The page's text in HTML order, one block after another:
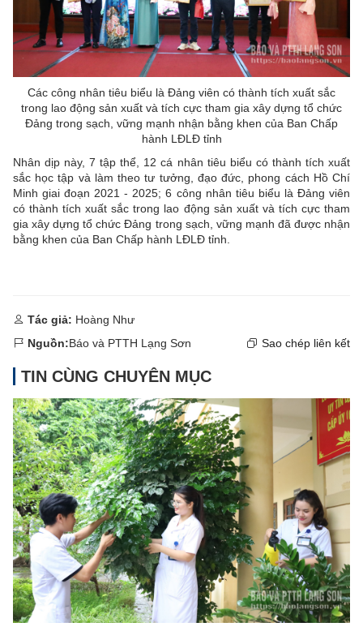
Các công nhân tiêu biểu là Đảng viên có thành tích xuất sắc
trong lao động sản xuất và tích cực tham gia xây dựng tổ chức
Đảng trong sạch, vững mạnh nhận bằng khen của Ban Chấp
hành LĐLĐ tỉnh
Nhân dịp này, 7 tập thể, 12 cá nhân tiêu biểu có thành tích xuất
sắc học tập và làm theo tư tưởng, đạo đức, phong cách Hồ Chí
Minh giai đoạn 2021 - 2025; 6 công nhân tiêu biểu là Đảng viên
có thành tích xuất sắc trong lao động sản xuất và tích cực tham
gia xây dựng tổ chức Đảng trong sạch, vững mạnh đã được nhận
bằng khen của Ban Chấp hành LĐLĐ tỉnh.
Tác giả: Hoàng Như
Nguồn:Báo và PTTH Lạng Sơn Sao chép liên kết
TIN CÙNG CHUYÊN MỤC